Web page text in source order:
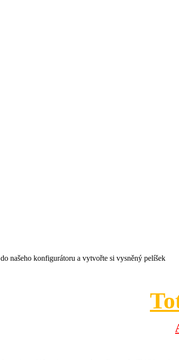
našeho konfigurátoru a vytvořte si vysněný pelíšek